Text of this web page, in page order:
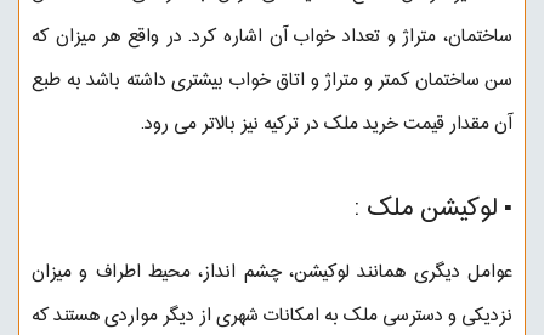
ساختمان، متراژ و تعداد خواب آن اشاره کرد. در واقع هر میزان که
سن ساختمان کمتر و متراژ و اتاق خواب بیشتری داشته باشد به طبع
آن مقدار قیمت خرید ملک در ترکیه نیز بالاتر می رود.
▪︎ لوکیشن ملک :
عوامل دیگری همانند لوکیشن، چشم انداز، محیط اطراف و میزان
نزدیکی و دسترسی ملک به امکانات شهری از دیگر مواردی هستند که